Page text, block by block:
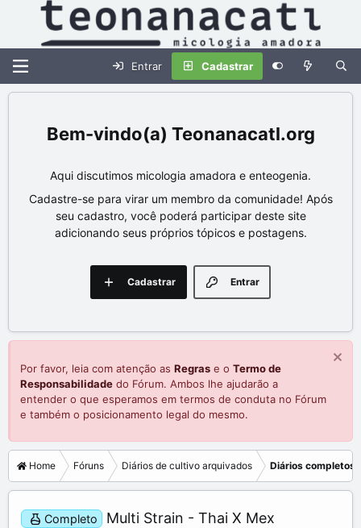
Entrar Cadastrar
Teonanacatl.org
Aqui discutimos micologia amadora e enteogenia.
Cadastre-se para virar um membro da comunidade! Após
seu cadastro, você poderá participar deste site
adicionando seus próprios tópicos e postagens.
Entrar
Cadastrar
Por favor, leia com atenção as Regras e o Termo de
Responsabilidade do Fórum. Ambos lhe ajudarão a
entender o que esperamos em termos de conduta no Fórum
e também o posicionamento legal do mesmo.
Home Fóruns Diários de cultivo arquivados Diários completos
Completo Multi Strain - Thai X Mex